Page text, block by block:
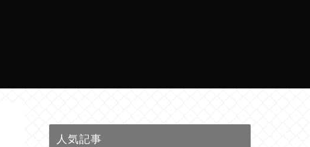
人気記事